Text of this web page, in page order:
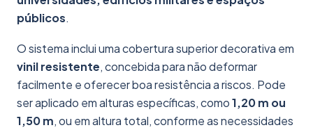
públicos.
O sistema inclui uma cobertura superior decorativa em
vinil resistente, concebida para não deformar
facilmente e oferecer boa resistência a riscos. Pode
ser aplicado em alturas específicas, como1,20 m ou
1,50 m, ou em altura total, conforme as necessidades